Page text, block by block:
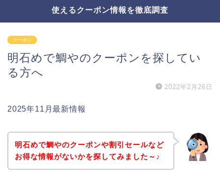
使えるクーポン情報を徹底調査
クーポン
明石めで鯛やのクーポンを探してい
る方へ
2022年2月26日
2025年11月最新情報
明石めで鯛やのクーポンや割引セールなど
お得な情報がないかを探してみました～♪